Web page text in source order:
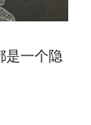
是一个隐